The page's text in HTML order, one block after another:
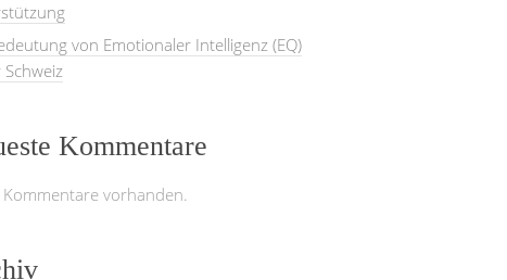
von Emotionaler Intelligenz (EQ)
Kommentare
Kommentare vorhanden.